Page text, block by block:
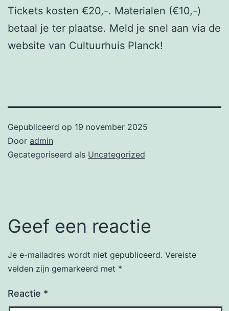
Tickets kosten €20,-. Materialen (€10,-)
betaal je ter plaatse. Meld je snel aan via de
website van Cultuurhuis Planck!
Gepubliceerd op 19 november 2025
Door admin
Gecategoriseerd als Uncategorized
Geef een reactie
Je e-mailadres wordt niet gepubliceerd. Vereiste
velden zijn gemarkeerd met *
Reactie *